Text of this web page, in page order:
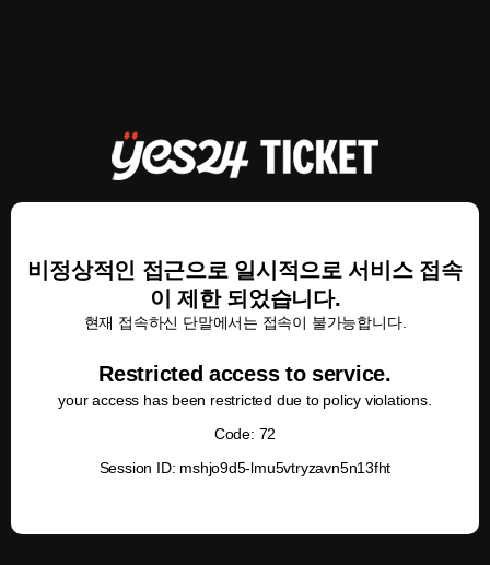
비정상적인 접근으로 일시적으로 서비스 접속
이 제한 되었습니다.
현재 접속하신 단말에서는 접속이 불가능합니다.
Restricted access to service.
your access has been restricted due to policy violations.
Code: 72
Session ID: mshjo9d5-lmu5vtryzavn5n13fht